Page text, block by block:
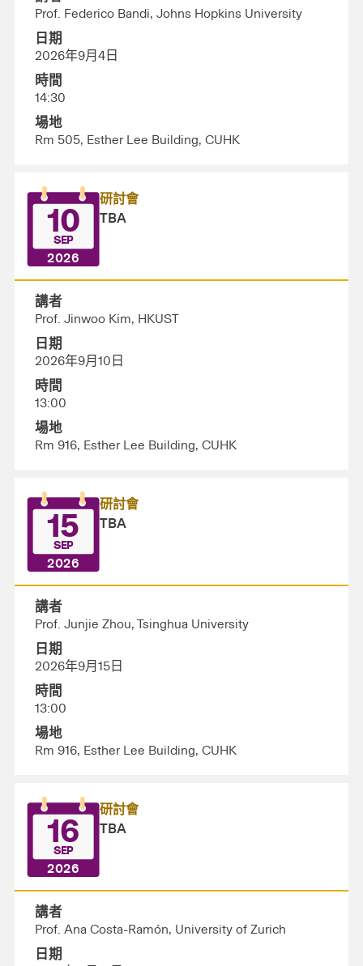
Prof. Federico Bandi, Johns Hopkins University
日期
2026年9月4日
時間
14:30
場地
Rm 505, Esther Lee Building, CUHK
10
SEP
2026
研討會
TBA
講者
Prof. Jinwoo Kim, HKUST
日期
2026年9月10日
時間
13:00
場地
Rm 916, Esther Lee Building, CUHK
15
SEP
2026
研討會
TBA
講者
Prof. Junjie Zhou, Tsinghua University
日期
2026年9月15日
時間
13:00
場地
Rm 916, Esther Lee Building, CUHK
16
SEP
2026
研討會
TBA
講者
Prof. Ana Costa-Ramón, University of Zurich
日期